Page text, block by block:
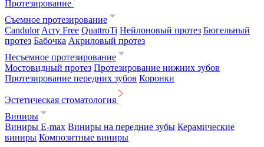
Протезирование
Съемное протезирование
Candulor Acry Free QuattroTi Нейлоновый протез Бюгельный
протез Бабочка Акриловый протез
Несъемное протезирование
Мостовидный протез Протезирование нижних зубов
Протезирование передних зубов Коронки
Эстетическая стоматология
Виниры
Виниры E-max Виниры на передние зубы Керамические
виниры Композитные виниры